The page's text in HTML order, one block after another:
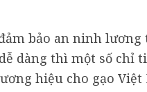
bảo an ninh lương
dàng thì một số chỉ
hiệu cho gạo